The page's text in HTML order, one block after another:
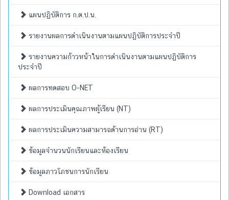
แผนปฏิบัติการ ก.ต.ป.น.
รายงานผลการดำเนินงานตามแผนปฏิบัติการประจำปี
รายงานความก้าวหน้าในการดำเนินงานตามแผนปฏิบัติการ
ประจำปี
ผลการทดสอบ O-NET
ผลการประเมินคุณภาพผู้เรียน (NT)
ผลการประเมินความสามารถด้านการอ่าน (RT)
ข้อมูลจำนวนนักเรียนและห้องเรียน
ข้อมูลภาวโภชนการนักเรียน
Download เอกสาร